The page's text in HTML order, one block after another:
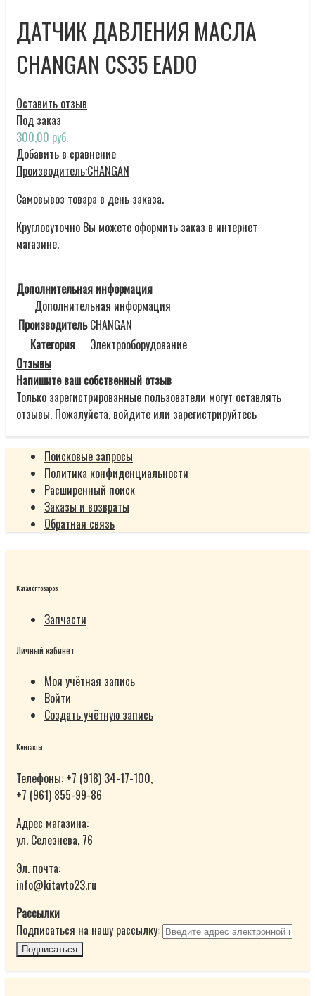
ДАТЧИК ДАВЛЕНИЯ МАСЛА
CHANGAN CS35 EADO
Оставить отзыв
Под заказ
300,00 руб.
Добавить в сравнение
Производитель:CHANGAN
Самовывоз товара в день заказа.
Круглосуточно Вы можете оформить заказ в интернет
магазине.
Дополнительная информация
Дополнительная информация
Производитель CHANGAN
Категория
Электрооборудование
Отзывы
Напишите ваш собственный отзыв
Только зарегистрированные пользователи могут оставлять
отзывы. Пожалуйста, войдите или зарегистрируйтесь
Поисковые запросы
Политика конфиденциальности
Расширенный поиск
Заказы и возвраты
Обратная связь
Каталог товаров
Запчасти
Личный кабинет
Моя учётная запись
Войти
Создать учётную запись
Контакты
Телефоны: +7 (918) 34-17-100,
+7 (961) 855-99-86
Адрес магазина:
ул. Селезнева, 76
Эл. почта:
info@kitavto23.ru
Рассылки
Подписаться на нашу рассылку:
Подписаться